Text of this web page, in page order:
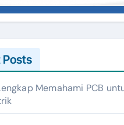
Posts
Memahami PCB